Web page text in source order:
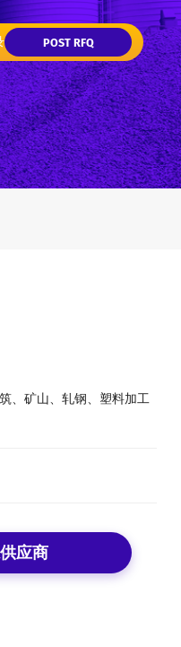
POST RFQ
、矿山、轧钢、塑料加工
应商